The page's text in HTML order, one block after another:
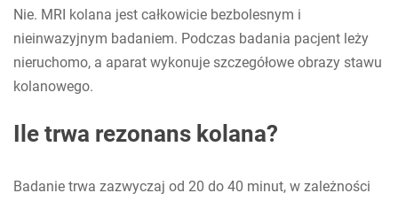
Nie. MRI kolana jest całkowicie bezbolesnym i
nieinwazyjnym badaniem. Podczas badania pacjent leży
nieruchomo, a aparat wykonuje szczegółowe obrazy stawu
kolanowego.
Ile trwa rezonans kolana?
Badanie trwa zazwyczaj od 20 do 40 minut, w zależności